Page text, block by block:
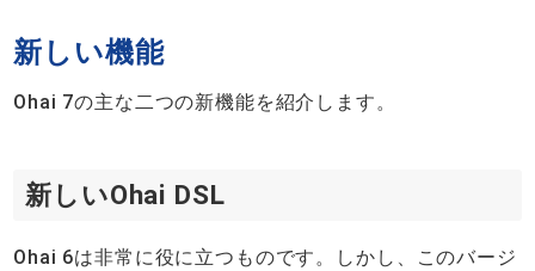
新しい機能
Ohai 7の主な二つの新機能を紹介します。
新しいOhai DSL
Ohai 6は非常に役に立つものです。しかし、このバージ